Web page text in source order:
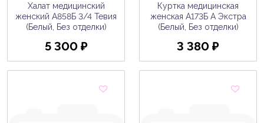
Халат медицинский
женский A858Б 3/4 Тевия
(Белый, Без отделки)
5 300 ₽
Куртка медицинская
женская A173Б А Экстра
(Белый, Без отделки)
3 380 ₽